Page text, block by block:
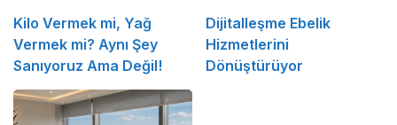
Kilo Vermek mi, Yağ
Vermek mi? Aynı Şey
Sanıyoruz Ama Değil!
Dijitalleşme Ebelik
Hizmetlerini
Dönüştürüyor